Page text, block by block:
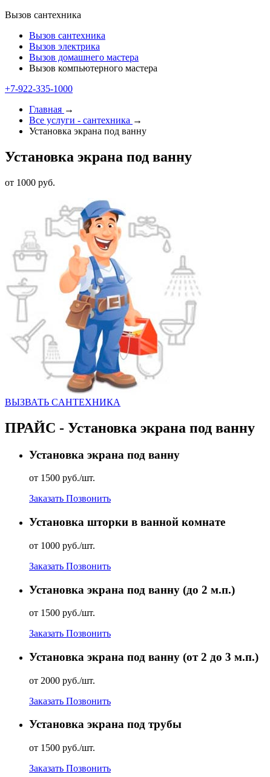
Вызов сантехника
Вызов сантехника
Вызов электрика
Вызов домашнего мастера
Вызов компьютерного мастера
+7-922-335-1000
Главная →
Все услуги - cантехника →
Установка экрана под ванну
Установка экрана под ванну
от 1000 руб.
ВЫЗВАТЬ CАНТЕХНИКА
ПРАЙС - Установка экрана под ванну
Установка экрана под ванну
от 1500 руб./шт.
Заказать Позвонить
Установка шторки в ванной комнате
от 1000 руб./шт.
Заказать Позвонить
Установка экрана под ванну (до 2 м.п.)
от 1500 руб./шт.
Заказать Позвонить
Установка экрана под ванну (от 2 до 3 м.п.)
от 2000 руб./шт.
Заказать Позвонить
Установка экрана под трубы
от 1500 руб./шт.
Заказать Позвонить